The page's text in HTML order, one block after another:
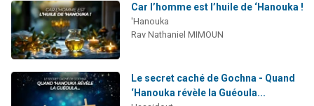
Car l’homme est l’huile de ‘Hanouka !
'Hanouka
Rav Nathaniel MIMOUN
Le secret caché de Gochna - Quand
‘Hanouka révèle la Guéoula...